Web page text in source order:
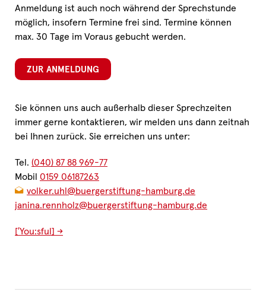
Anmeldung ist auch noch während der Sprechstunde
möglich, insofern Termine frei sind. Termine können
max. 30 Tage im Voraus gebucht werden.
ZUR ANMELDUNG
Sie können uns auch außerhalb dieser Sprechzeiten
immer gerne kontaktieren, wir melden uns dann zeitnah
bei Ihnen zurück. Sie erreichen uns unter:
Tel. (040) 87 88 969-77
Mobil 0159 06187263
volker.uhl@buergerstiftung-hamburg.de
janina.rennholz@buergerstiftung-hamburg.de
[′You:sful] →